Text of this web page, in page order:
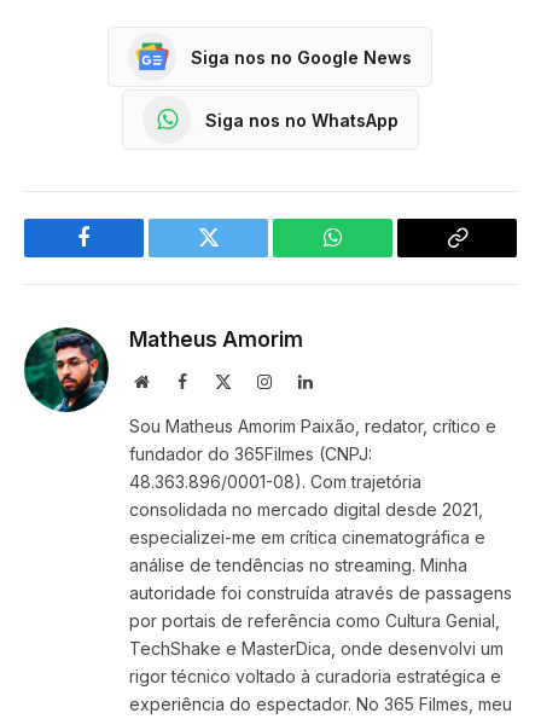
Siga nos no Google News
Siga nos no WhatsApp
Facebook Twitter WhatsApp
Copy
Matheus Amorim
WebsiteFacebook InstagramLinkedIn
Sou Matheus Amorim Paixão, redator, crítico e
fundador do 365Filmes (CNPJ:
48.363.896/0001-08). Com trajetória
consolidada no mercado digital desde 2021,
especializei-me em crítica cinematográfica e
análise de tendências no streaming. Minha
autoridade foi construída através de passagens
por portais de referência como Cultura Genial,
TechShake e MasterDica, onde desenvolvi um
rigor técnico voltado à curadoria estratégica e
experiência do espectador. No 365 Filmes, meu